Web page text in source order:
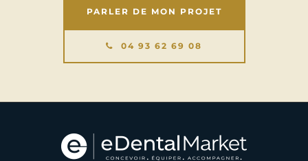
PARLER DE MON PROJET
04 93 62 69 08